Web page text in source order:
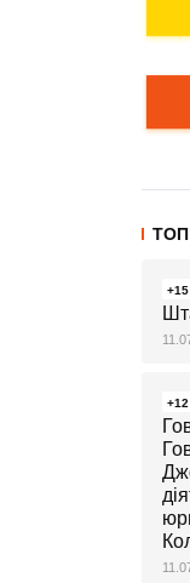
+15
+12